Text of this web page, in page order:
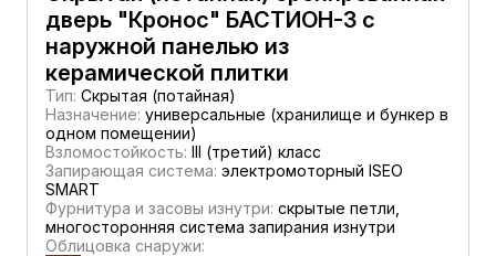
дверь "Кронос" БАСТИОН-3 с
наружной панелью из
керамической плитки
Тип: Скрытая (потайная)
Назначение: универсальные (хранилище и бункер в
одном помещении)
Взломостойкость: III (третий) класс
Запирающая система: электромоторный ISEO
SMART
Фурнитура и засовы изнутри: скрытые петли,
многосторонняя система запирания изнутри
Облицовка снаружи: